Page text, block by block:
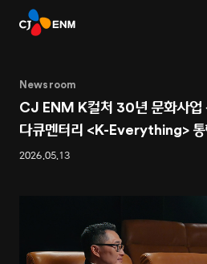
Newsroom
CJ ENM K컬처 30년 문화사업
다큐멘터리 <K-Everything> 통
2026.05.13